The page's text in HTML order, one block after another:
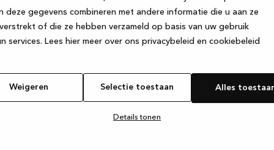
deze gegevens combineren met andere informatie die u aan ze
of die ze hebben verzameld op basis van uw gebruik
services. Lees hier meer over ons privacybeleid en cookiebeleid
Weigeren Selectie toestaan Alles
Details tonen
has occurred while loadingwww.kvik.nl (see the